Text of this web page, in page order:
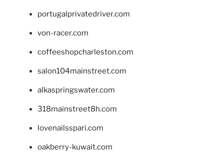
portugalprivatedriver.com
von-racer.com
coffeeshopcharleston.com
salon104mainstreet.com
alkaspringswater.com
318mainstreet8h.com
lovenailsspari.com
oakberry-kuwait.com